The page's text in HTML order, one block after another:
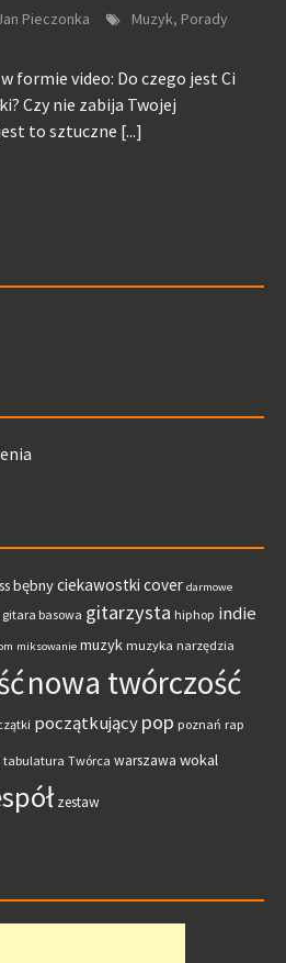
Pieczonka
Muzyk, Porady
formie video: Do czego jest Ci
Czy nie zabija Twojej
to sztuczne [...]
bębnyciekawostki cover darmowe
gitara basowa gitarzysta hiphop indie
miksowanie muzyk muzyka narzędzia
nowa twórczość
początkującypop poznań rap
tabulatura Twórca warszawa wokal
zestaw